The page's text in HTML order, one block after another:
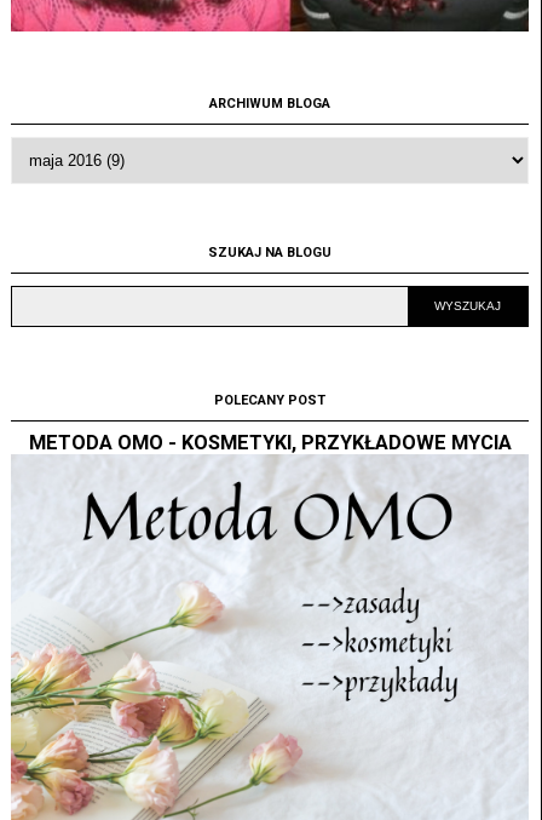
ARCHIWUM BLOGA
SZUKAJ NA BLOGU
POLECANY POST
METODA OMO - KOSMETYKI, PRZYKŁADOWE MYCIA